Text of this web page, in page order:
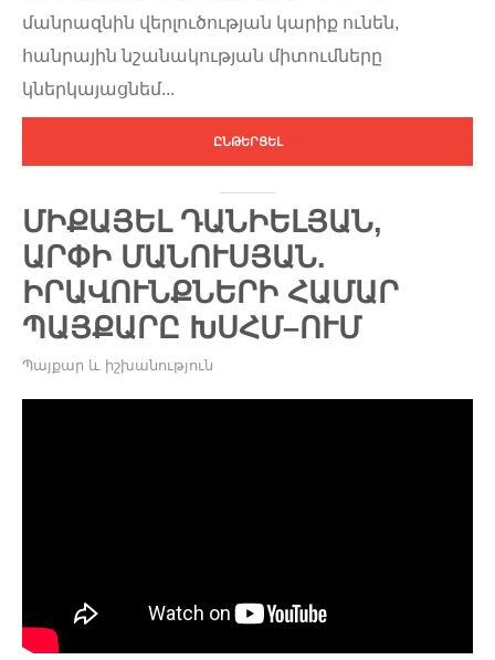
մանրազնին վերլուծության կարիք ունեն,
հանրային նշանակության միտումները
կներկայացնեմ...
ԸՆԹԵՐՑԵԼ
ՄԻՔԱՅԵԼ ԴԱՆԻԵԼՅԱՆ,
ԱՐՓԻ ՄԱՆՈՒՍՅԱՆ.
ԻՐԱՎՈՒՆՔՆԵՐԻ ՀԱՄԱՐ
ՊԱՅՔԱՐԸ ԽՍՀՄ–ՈՒՄ
Պայքար և իշխանություն